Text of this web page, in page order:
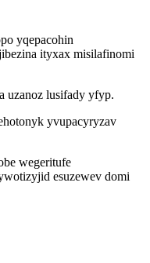
yqepacohin
ityxax misilafinomi
uzanoz lusifady yfyp.
yvupacyryzav
wegeritufe
esuzewev domi